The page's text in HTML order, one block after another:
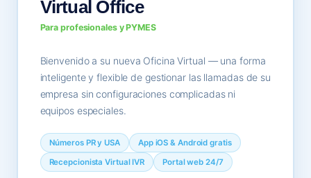
Virtual Office
Para profesionales y PYMES
Bienvenido a su nueva Oficina Virtual — una forma
inteligente y flexible de gestionar las llamadas de su
empresa sin configuraciones complicadas ni
equipos especiales.
Números PR y USA
App iOS & Android gratis
Recepcionista Virtual IVR
Portal web 24/7